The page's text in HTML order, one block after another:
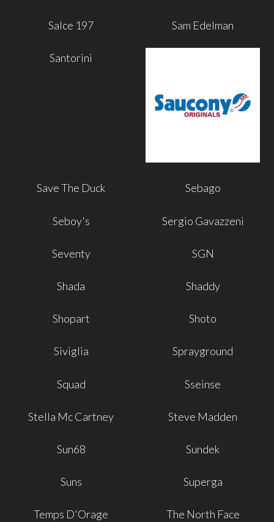
Salce 197 Sam Edelman
Santorini
Save The Duck Sebago
Seboy's Sergio Gavazzeni
Seventy SGN
Shada Shaddy
Shopart Shoto
Siviglia Sprayground
Squad Sseinse
Stella Mc Cartney Steve Madden
Sun68 Sundek
Suns Superga
Temps D'Orage The North Face